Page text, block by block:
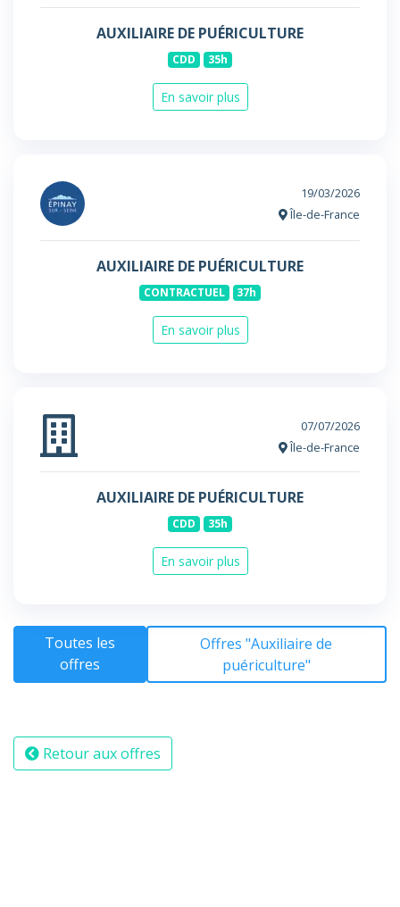
AUXILIAIRE DE PUÉRICULTURE
CDD 35h
En savoir plus
19/03/2026
Île-de-France
AUXILIAIRE DE PUÉRICULTURE
CONTRACTUEL 37h
En savoir plus
07/07/2026
Île-de-France
AUXILIAIRE DE PUÉRICULTURE
CDD 35h
En savoir plus
Toutes les
offres
Offres "Auxiliaire de
puériculture"
Retour aux offres